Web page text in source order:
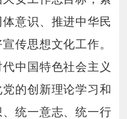
意识、推进中华民
传思想文化工作。
中国特色社会主义
的创新理论学习和
统一意志、统一行